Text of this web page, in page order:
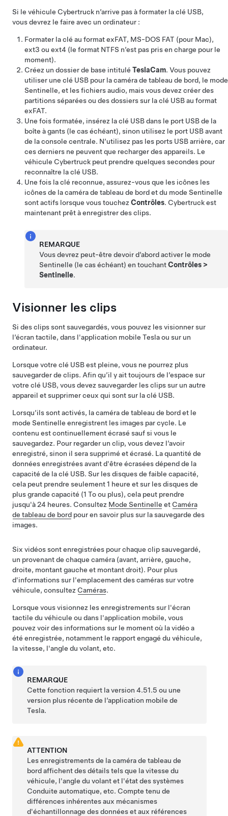
Si le véhicule Cybertruck n’arrive pas à formater la clé USB,
vous devrez le faire avec un ordinateur :
Formater la clé au format exFAT, MS-DOS FAT (pour Mac),
ext3 ou ext4 (le format NTFS n’est pas pris en charge pour le
moment).
Créez un dossier de base intitulé TeslaCam. Vous pouvez
utiliser une clé USB pour la caméra de tableau de bord, le mode
Sentinelle, et les fichiers audio, mais vous devez créer des
partitions séparées ou des dossiers sur la clé USB au format
exFAT.
Une fois formatée, insérez la clé USB dans le port USB de la
boîte à gants (le cas échéant), sinon utilisez le port USB avant
de la console centrale. N’utilisez pas les ports USB arrière, car
ces derniers ne peuvent que recharger des appareils. Le
véhicule Cybertruck peut prendre quelques secondes pour
reconnaître la clé USB.
Une fois la clé reconnue, assurez-vous que les icônes les
icônes de la caméra de tableau de bordet du mode Sentinelle
sont actifs lorsque vous touchez Contrôles. Cybertruckest
maintenant prêt à enregistrer des clips.
REMARQUE
Vous devrez peut-être devoir d’abord activer le mode
Sentinelle (le cas échéant) en touchantContrôles >
Sentinelle.
Visionner les clips
Si des clips sont sauvegardés, vous pouvez les visionner sur
l’écran tactile, dans l'application mobile Tesla ou sur un
ordinateur.
Lorsque votre clé USB est pleine, vous ne pourrez plus
sauvegarder de clips. Afin qu’il y ait toujours de l’espace sur
votre clé USB, vous devez sauvegarder les clips sur un autre
appareil et supprimer ceux qui sont sur la clé USB.
Lorsqu’ils sont activés, la caméra de tableau de bordet le
mode Sentinelle enregistrent les images par cycle. Le
contenu est continuellement écrasé sauf si vous le
sauvegardez. Pour regarder un clip, vous devez l’avoir
enregistré, sinon il sera supprimé et écrasé. La quantité de
données enregistrées avant d'être écrasées dépend de la
capacité de la clé USB. Sur les disques de faible capacité,
cela peut prendre seulement 1 heure et sur les disques de
plus grande capacité (1 To ou plus), cela peut prendre
jusqu'à 24 heures. Consultez Mode Sentinelle et Caméra
de tableau de bord pour en savoir plus sur la sauvegarde des
images.
Six vidéos sont enregistrées pour chaque clip sauvegardé,
un provenant de chaque caméra (avant, arrière, gauche,
droite, montant gauche et montant droit). Pour plus
d'informations sur l'emplacement des caméras sur votre
véhicule, consultez Caméras.
Lorsque vous visionnez les enregistrements sur l'écran
tactile du véhicule ou dans l'application mobile, vous
pouvez voir des informations sur le moment où la vidéo a
été enregistrée, notamment le rapport engagé du véhicule,
la vitesse, l'angle du volant, etc.
REMARQUE
Cette fonction requiert la version 4.51.5 ou une
version plus récente de l’application mobile de
Tesla.
ATTENTION
Les enregistrements de la caméra de tableau de
bord affichent des détails tels que la vitesse du
véhicule, l'angle du volant et l'état des systèmes
Conduite automatique, etc. Compte tenu de
différences inhérentes aux mécanismes
d'échantillonnage des données et aux références